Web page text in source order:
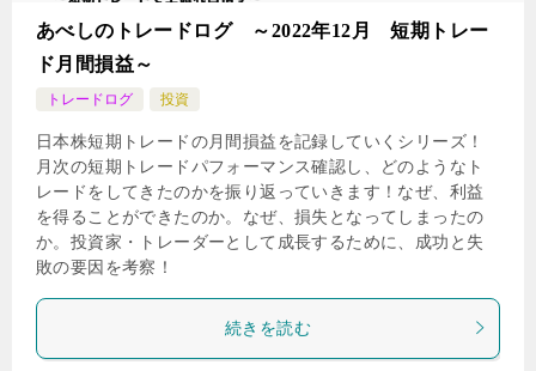
あべしのトレードログ ～2022年12月 短期トレー
ド月間損益～
トレードログ 投資
日本株短期トレードの月間損益を記録していくシリーズ！
月次の短期トレードパフォーマンス確認し、どのようなト
レードをしてきたのかを振り返っていきます！なぜ、利益
を得ることができたのか。なぜ、損失となってしまったの
か。投資家・トレーダーとして成長するために、成功と失
敗の要因を考察！
続きを読む